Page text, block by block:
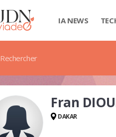
IA NEWS
Rechercher
Fran
DAKAR